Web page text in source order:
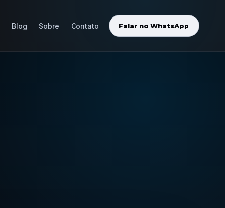
Blog Sobre Contato Falar no WhatsApp